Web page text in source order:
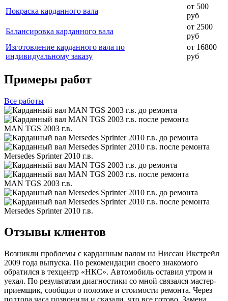
Покраска карданного вала
от 500
руб
Балансировка карданного вала
от 2500
руб
Изготовление карданного вала по
индивидуальному заказу
от 16800
руб
Примеры работ
Все работы
MAN TGS 2003 г.в.
Mersedes Sprinter 2010 г.в.
MAN TGS 2003 г.в.
Mersedes Sprinter 2010 г.в.
Отзывы клиентов
Возникли проблемы с карданным валом на Ниссан Икстрейл
2009 года выпуска. По рекомендации своего знакомого
обратился в техцентр «НКС». Автомобиль оставил утром и
уехал. По результатам диагностики со мной связался мастер-
приемщик, сообщил о поломке и стоимости ремонта. Через